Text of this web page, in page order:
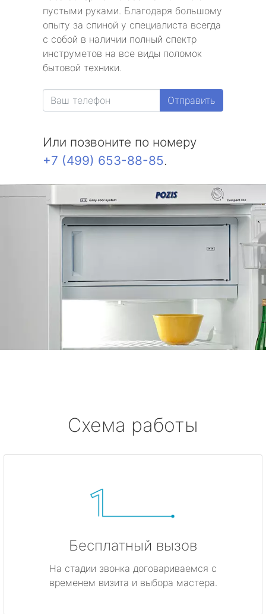
пустыми руками. Благодаря большому
опыту за спиной у специалиста всегда
с собой в наличии полный спектр
инструметов на все виды поломок
бытовой техники.
Отправить
Или позвоните по номеру
+7 (499) 653-88-85.
Схема работы
Бесплатный вызов
На стадии звонка договариваемся с
временем визита и выбора мастера.